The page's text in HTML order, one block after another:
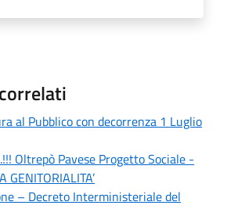
al Pubblico con decorrenza 1 Luglio
Oltrepò Pavese Progetto Sociale -
GENITORIALITA’
– Decreto Interministeriale del